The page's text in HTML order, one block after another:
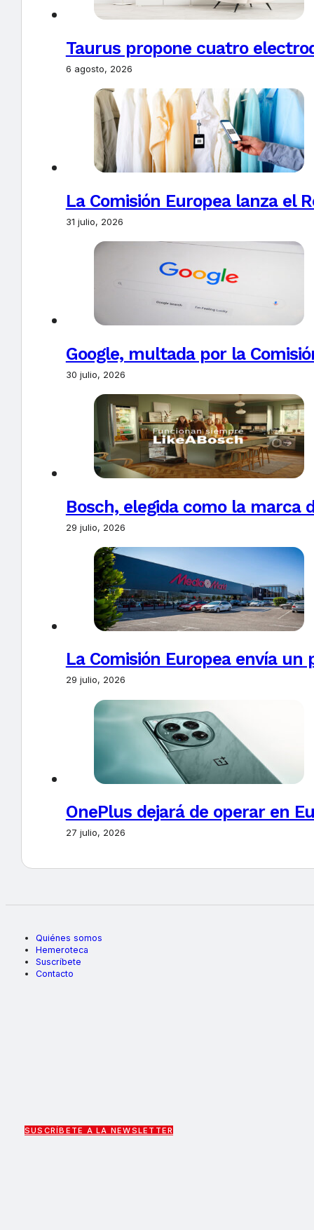
Taurus propone cuatro
6 agosto, 2026
La Comisión Europea lanza el
31 julio, 2026
Google, multada por la
30 julio, 2026
Bosch, elegida como la marca
29 julio, 2026
La Comisión Europea envía un
29 julio, 2026
OnePlus dejará de operar en
27 julio, 2026
Quiénes somos
Hemeroteca
Suscríbete
Contacto
SUSCRÍBETE A LA NEWSLETTER